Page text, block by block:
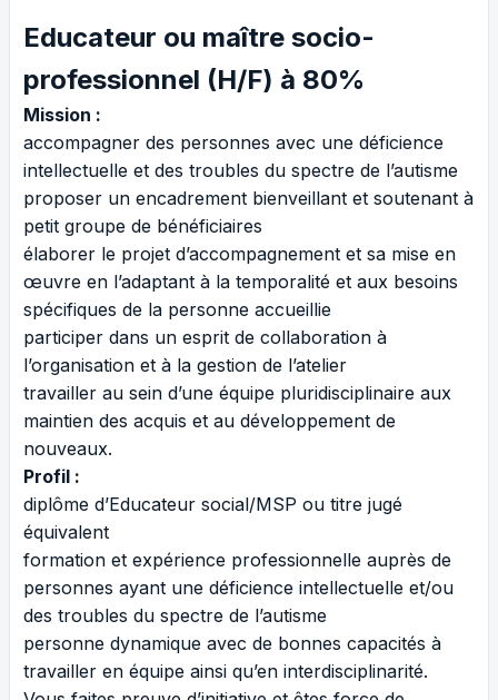
Educateur ou maître socio-
professionnel (H/F) à 80%
Mission :
accompagner des personnes avec une déficience
intellectuelle et des troubles du spectre de l’autisme
proposer un encadrement bienveillant et soutenant à
petit groupe de bénéficiaires
élaborer le projet d’accompagnement et sa mise en
œuvre en l’adaptant à la temporalité et aux besoins
spécifiques de la personne accueillie
participer dans un esprit de collaboration à
l’organisation et à la gestion de l’atelier
travailler au sein d’une équipe pluridisciplinaire aux
maintien des acquis et au développement de
nouveaux.
Profil :
diplôme d’Educateur social/MSP ou titre jugé
équivalent
formation et expérience professionnelle auprès de
personnes ayant une déficience intellectuelle et/ou
des troubles du spectre de l’autisme
personne dynamique avec de bonnes capacités à
travailler en équipe ainsi qu’en interdisciplinarité.